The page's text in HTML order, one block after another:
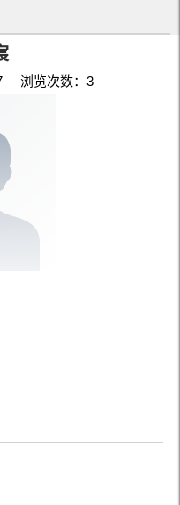
浏览次数： 3